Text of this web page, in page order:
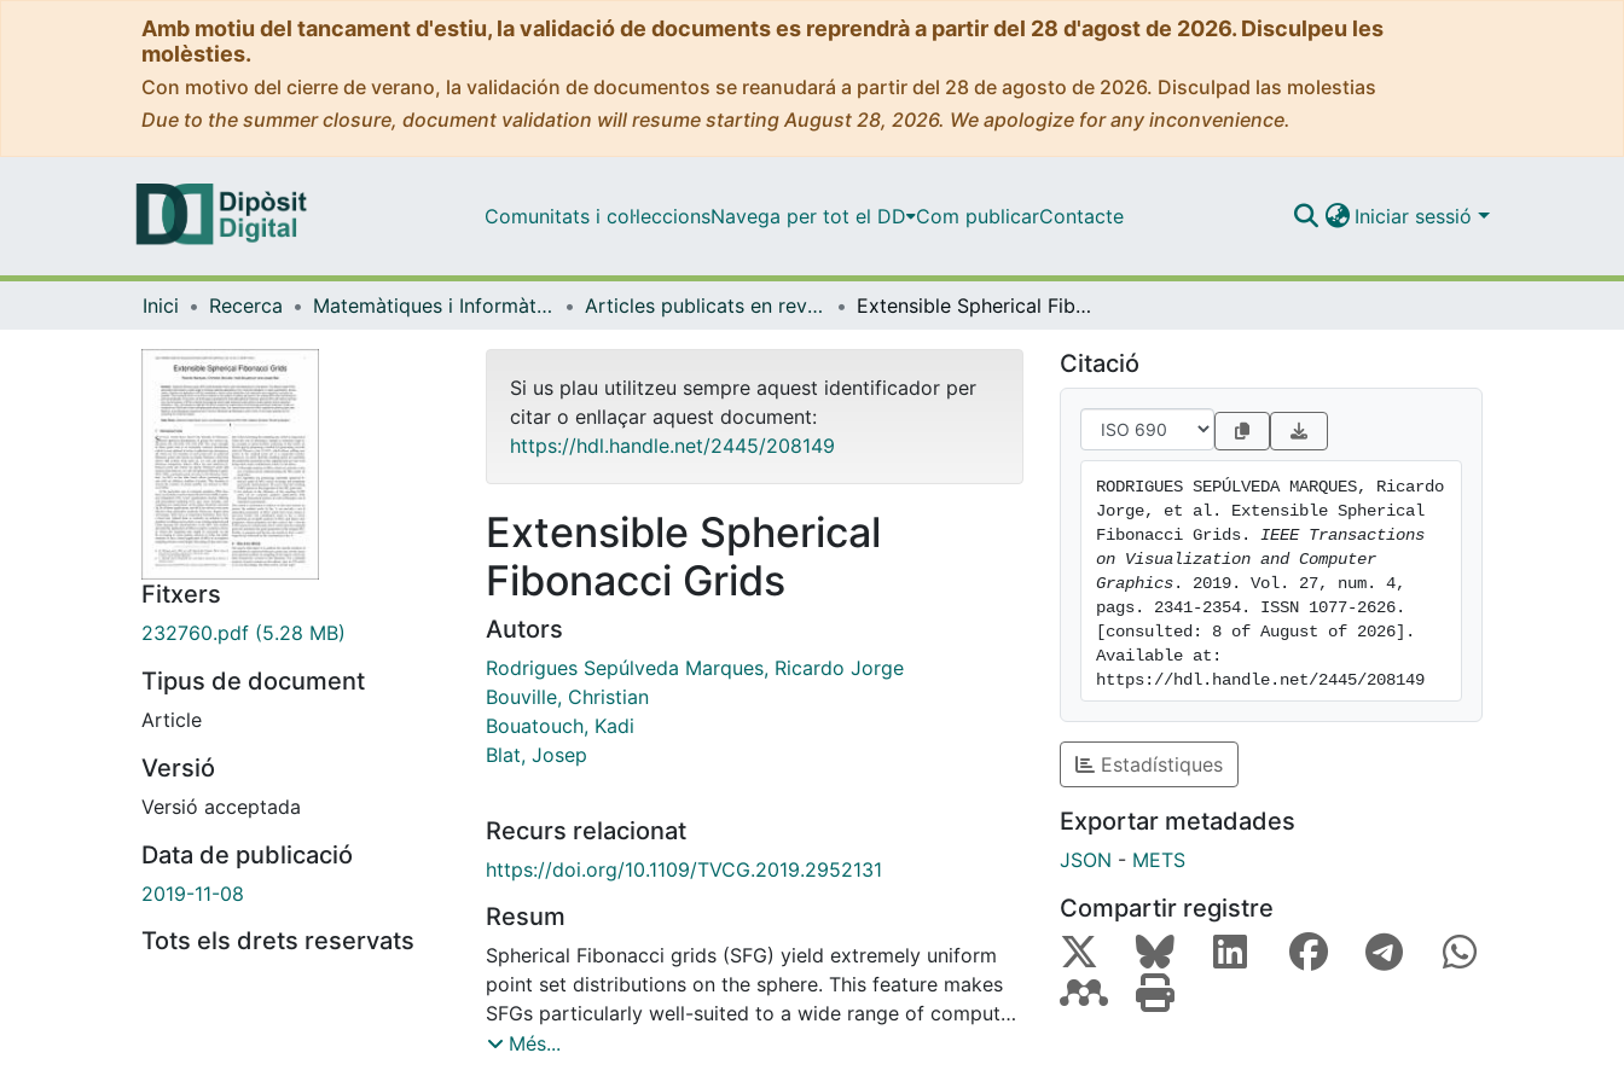
Amb motiu del tancament d'estiu, la validació de documents es reprendrà a partir del 28 d'agost de 2026. Disculpeu les
molèsties.
Con motivo del cierre de verano, la validación de documentos se reanudará a partir del 28 de agosto de 2026. Disculpad las molestias
Due to the summer closure, document validation will resume starting August 28, 2026. We apologize for any inconvenience.
Comunitats i col·leccionsNavega per tot el DD Com publicarContacte Iniciar sessió
Inici Recerca Matemàtiques i Informàtica Articles publicats en revistes (Matemàtiques i Informàtica) Extensible Spherical Fibonacci Grids
Fitxers
232760.pdf (5.28 MB)
Tipus de document
Article
Versió
Versió acceptada
Data de publicació
2019-11-08
Tots els drets reservats
Si us plau utilitzeu sempre aquest identificador per
citar o enllaçar aquest document:
https://hdl.handle.net/2445/208149
Extensible Spherical
Fibonacci Grids
Autors
Rodrigues Sepúlveda Marques, Ricardo Jorge
Bouville, Christian
Bouatouch, Kadi
Blat, Josep
Recurs relacionat
https://doi.org/10.1109/TVCG.2019.2952131
Resum
Spherical Fibonacci grids (SFG) yield extremely uniform
point set distributions on the sphere. This feature makes
SFGs particularly well-suited to a wide range of computer
graphics applications, from numerical integration, to
Més...
Citació
RODRIGUES SEPÚLVEDA MARQUES, Ricardo
Jorge, et al. Extensible Spherical
Fibonacci Grids. IEEE Transactions
on Visualization and Computer
Graphics . 2019. Vol. 27, num. 4,
pags. 2341-2354. ISSN 1077-2626.
[consulted: 8 of August of 2026].
Available at:
https://hdl.handle.net/2445/208149
Estadístiques
Exportar metadades
JSON - METS
Compartir registre